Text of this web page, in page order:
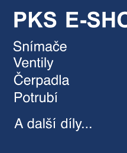
řešení
Dynaset